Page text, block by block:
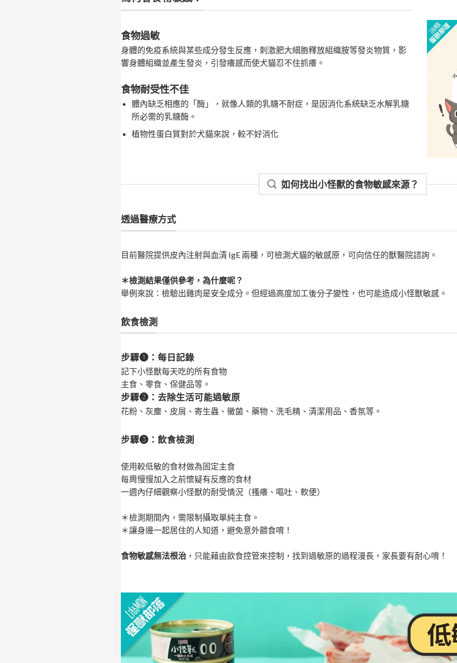
食物過敏
身體的免疫系統與某些成分發生反應 ，刺激肥大細胞釋放組織胺等發炎物質， 影
響身體組織並產生發炎 ，引發癢感而使犬貓忍不住抓癢。
食物耐受性不佳
體內缺乏相應的「酶」，就像人類的乳糖不耐症，是因消化系統缺乏水解乳糖
所必需的乳糖酶。
植物性蛋白質對於犬貓來說，較不好消化
如何找出小怪獸的食物敏感來源？
透過醫療方式
目前醫院提供皮內注射與血清 IgE 兩種，可檢測犬貓的敏感原，可向信任的獸醫院諮詢。
＊檢測結果僅供參考，為什麼呢？
舉例來說：檢驗出雞肉是安全成分。 但經過高度加工後分子變性，也可能造成小怪獸敏感。
飲食檢測
步驟❶：每日記錄
記下小怪獸每天吃的所有食物
主食、零食、保健品等。
步驟❷：去除生活可能過敏原
花粉、灰塵、皮屑、寄生蟲、 黴菌、藥物、洗毛精、清潔用品、香氛等。
步驟❸：飲食檢測
使用較低敏的食材做為固定主食
每周慢慢加入之前懷疑有反應的食材
一週內仔細觀察小怪獸的耐受情況（搔癢、嘔吐、軟便）
＊檢測期間內，需限制攝取單純主食。
＊讓身邊一起居住的人知道，避免意外餵食唷！
食物敏感無法根治 ，只能藉由飲食控管來控制，找到過敏原的過程漫長，家長要有耐心唷！